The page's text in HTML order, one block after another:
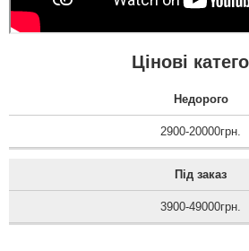
Цінові
Недорого
2900-20000грн.
Під заказ
3900-49000грн.